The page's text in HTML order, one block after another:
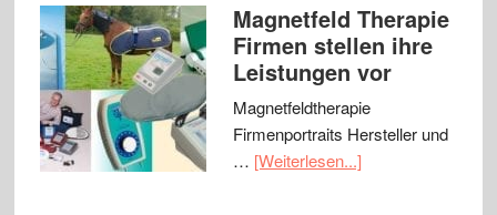
Magnetfeld Therapie
Firmen stellen ihre
Leistungen vor
Magnetfeldtherapie
Firmenportraits Hersteller und
… [Weiterlesen...]